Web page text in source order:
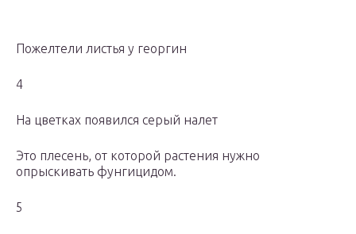
Пожелтели листья у георгин
4
На цветках появился серый налет
Это плесень, от которой растения нужно
опрыскивать фунгицидом.
5